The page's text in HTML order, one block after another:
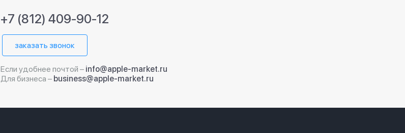
+7 (812) 409-90-12
заказать звонок
Если удобнее почтой – info@apple-market.ru
Для бизнеса – business@apple-market.ru